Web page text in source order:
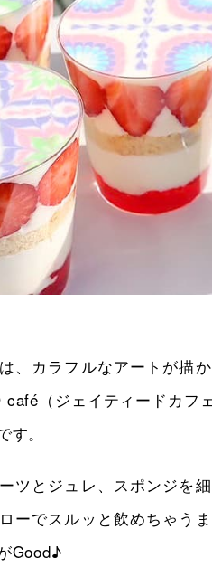
、カラフルなアートが描
（ジェイティードカフ
。
ツとジュレ、スポンジを
ーでスルッと飲めちゃう
Good♪